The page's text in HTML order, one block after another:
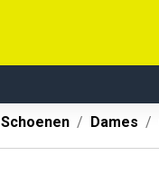
Schoenen Dames